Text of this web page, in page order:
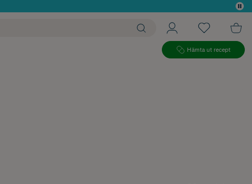
Hämta ut recept